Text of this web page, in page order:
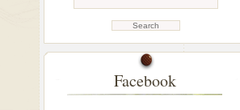
Facebook